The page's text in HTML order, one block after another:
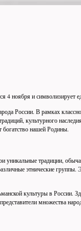
4 ноября и символизирует
России. В рамках
культурного
богатство нашей Родины.
традиции,
этнические группы.
культуры в России.
множества